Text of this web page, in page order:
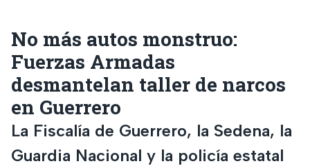
No más autos monstruo:
Fuerzas Armadas
desmantelan taller de narcos
en Guerrero
La Fiscalía de Guerrero, la Sedena, la
Guardia Nacional y la policía estatal